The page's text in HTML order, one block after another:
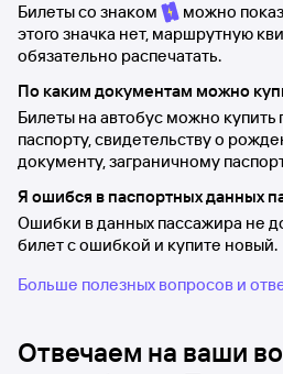
Билеты со знаком
можно
этого значка нет, маршрутную
обязательно распечатать.
По каким документам можно
Билеты на автобус можно купить
паспорту, свидетельству о
документу, заграничному
Я ошибся в паспортных данных
Ошибки в данных пассажира не
билет с ошибкой и купите новый.
Больше полезных вопросов и
Отвечаем на ваши